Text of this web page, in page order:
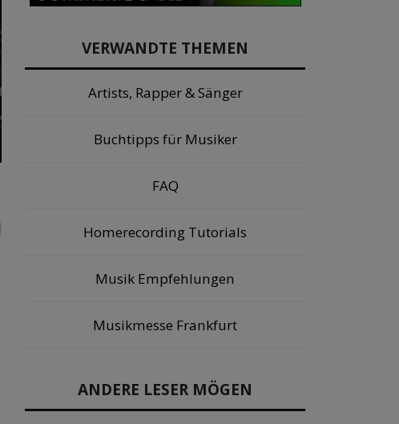
VERWANDTE THEMEN
Artists, Rapper & Sänger
Buchtipps für Musiker
FAQ
Homerecording Tutorials
Musik Empfehlungen
Musikmesse Frankfurt
ANDERE LESER MÖGEN